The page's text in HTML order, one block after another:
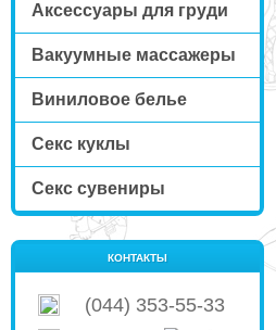
Аксессуары для груди
Вакуумные массажеры
Виниловое белье
Секс куклы
Секс сувениры
КОНТАКТЫ
(044) 353-55-33